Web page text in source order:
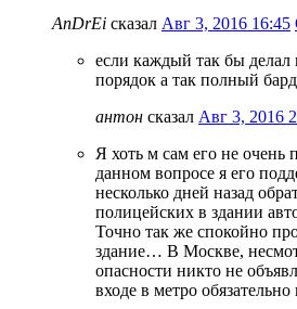
AnDrEi сказал Авг 3, 2016 16:45
если каждый так бы делал
порядок а так полный
антон сказал Авг 3, 2016
Я хоть м сам его не очень
данном вопросе я его
несколько дней назад
полицейских в здании
Точно так же спокойно
здание… В Москве,
опасности никто не
входе в метро